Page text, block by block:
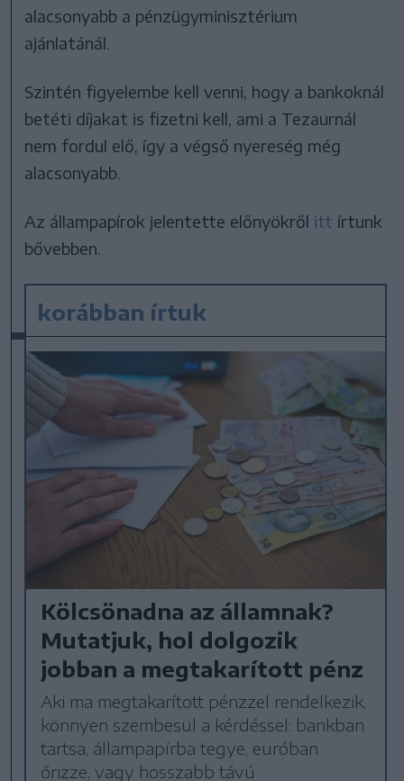
alacsonyabb a pénzügyminisztérium
ajánlatánál.
Szintén figyelembe kell venni, hogy a bankoknál
betéti díjakat is fizetni kell, ami a Tezaurnál
nem fordul elő, így a végső nyereség még
alacsonyabb.
Az állampapírok jelentette előnyökről itt írtunk
bővebben.
korábban írtuk
Kölcsönadna az államnak?
Mutatjuk, hol dolgozik
jobban a megtakarított pénz
Aki ma megtakarított pénzzel rendelkezik,
könnyen szembesül a kérdéssel: bankban
tartsa, állampapírba tegye, euróban
őrizze, vagy hosszabb távú